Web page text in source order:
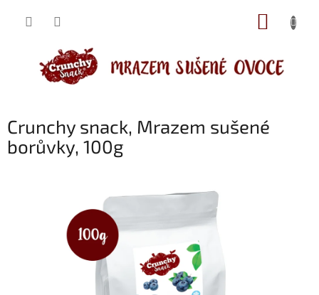
Crunchy snack, Mrazem sušené
borůvky, 100g